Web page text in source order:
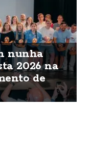
nunha
2026 na
de